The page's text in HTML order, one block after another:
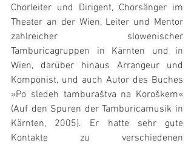
Chorleiter und Dirigent, Chorsänger im
Theater an der Wien, Leiter und Mentor
zahlreicher slowenischer
Tamburicagruppen in Kärnten und in
Wien, darüber hinaus Arrangeur und
Komponist, und auch Autor des Buches
»Po sledeh tamburaštva na Koroškem«
(Auf den Spuren der Tamburicamusik in
Kärnten, 2005). Er hatte sehr gute
Kontakte zu verschiedenen